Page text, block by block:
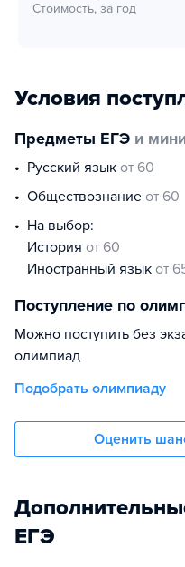
Стоимость, за год
Условия
Предметы ЕГЭ и
русский язык от 60
обществознание от 60
На выбор:
история от 60
иностранный язык от
Поступление по
Можно поступить без
олимпиад
Подобрать олимпиаду
Оценить
ЕГЭ